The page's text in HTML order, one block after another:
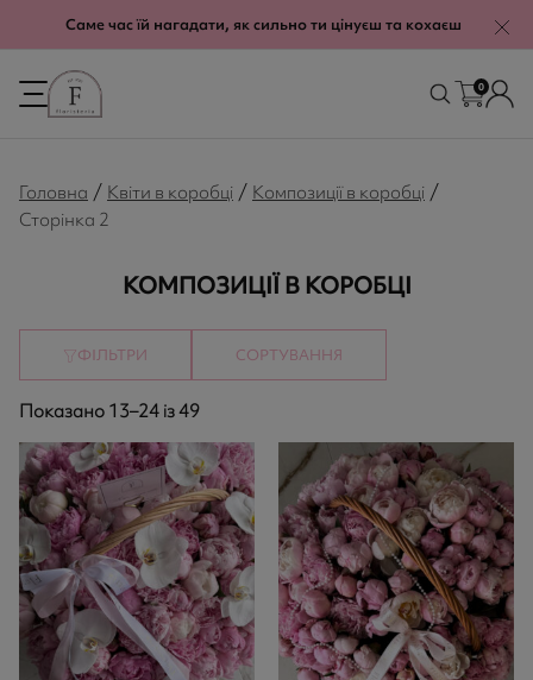
Саме час їй нагадати, як сильно ти цінуєш та кохаєш
0
Головна / Квіти в коробці / Композиції в коробці /
Сторінка 2
КОМПОЗИЦІЇ В КОРОБЦІ
ФІЛЬТРИ СОРТУВАННЯ
Показано 13–24 із 49